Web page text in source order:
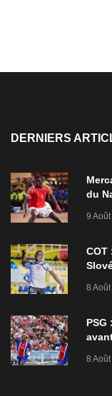
DERNIERS
du
9
COT
8
8